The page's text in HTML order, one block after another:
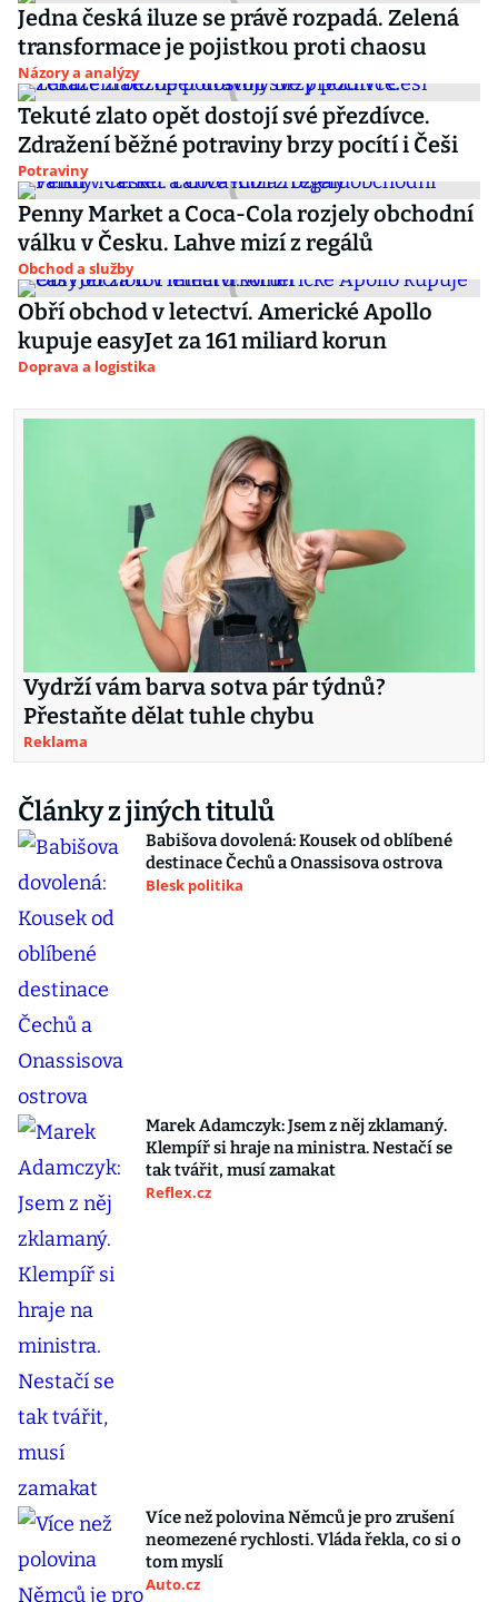
Jedna česká iluze se právě rozpadá. Zelená
transformace je pojistkou proti chaosu
Názory a analýzy
Tekuté zlato opět dostojí své přezdívce.
Zdražení běžné potraviny brzy pocítí i Češi
Potraviny
Penny Market a Coca-Cola rozjely obchodní
válku v Česku. Lahve mizí z regálů
Obchod a služby
Obří obchod v letectví. Americké Apollo
kupuje easyJet za 161 miliard korun
Doprava a logistika
Vydrží vám barva sotva pár týdnů?
Přestaňte dělat tuhle chybu
Reklama
Články z jiných titulů
Babišova dovolená: Kousek od oblíbené
destinace Čechů a Onassisova ostrova
Blesk politika
Marek Adamczyk: Jsem z něj zklamaný.
Klempíř si hraje na ministra. Nestačí se
tak tvářit, musí zamakat
Reflex.cz
Více než polovina Němců je pro zrušení
neomezené rychlosti. Vláda řekla, co si o
tom myslí
Auto.cz